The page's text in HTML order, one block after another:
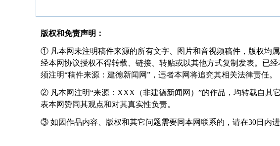
版权和免责声明：
① 凡本网未注明稿件来源的所有文字、图片和音视频稿件，版权均
经本网协议授权不得转载、链接、转贴或以其他方式复制发表。已
须注明“稿件来源：建德新闻网”，违者本网将追究其相关法律责任。
② 凡本网注明“来源：XXX（非建德新闻网）”的作品，均转载自其
表本网赞同其观点和对其真实性负责。
③ 如因作品内容、版权和其它问题需要同本网联系的，请在30日内进